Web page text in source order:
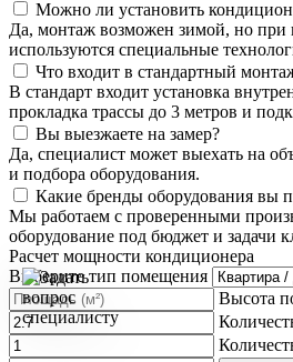
Можно ли установить
Да, монтаж возможен зимой, но при
используются специальные
Что входит в стандартный
В стандарт входит установка
прокладка трассы до 3 метров и
Вы выезжаете на замер?
Да, специалист может выехать на
и подбора оборудования.
Какие бренды оборудования вы
Мы работаем с проверенными
оборудование под бюджет и задачи
Расчет мощности кондиционера
Выберите тип помещения
Высота